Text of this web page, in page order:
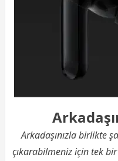
Arkadaşınızla birlikte
çıkarabilmeniz için tek